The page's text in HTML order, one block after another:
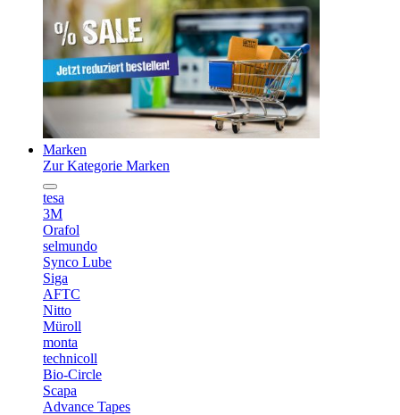
Marken
Zur Kategorie Marken
tesa
3M
Orafol
selmundo
Synco Lube
Siga
AFTC
Nitto
Müroll
monta
technicoll
Bio-Circle
Scapa
Advance Tapes